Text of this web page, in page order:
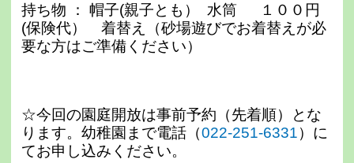
持ち物 ： 帽子(親子とも） 水筒
１００円
(保険代）着替え（砂場遊びでお着替えが必
要な方はご準備ください）
☆今回の園庭開放は事前予約（先着順）とな
ります。幼稚園まで電話（022-251-6331）に
てお申し込みください。